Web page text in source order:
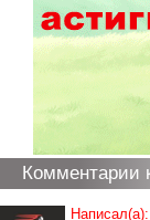
Комментарии
Написал(а):